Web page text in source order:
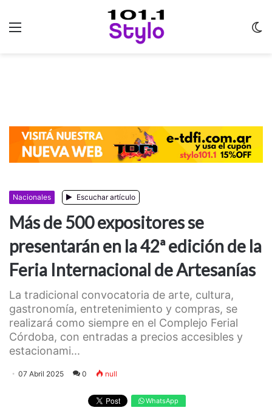
Nacionales Escuchar artículo
Más de 500 expositores se
presentarán en la 42ª edición de la
Feria Internacional de Artesanías
La tradicional convocatoria de arte, cultura,
gastronomía, entretenimiento y compras, se
realizará como siempre en el Complejo Ferial
Córdoba, con entradas a precios accesibles y
estacionami...
07 Abril 2025 0 null
WhatsApp